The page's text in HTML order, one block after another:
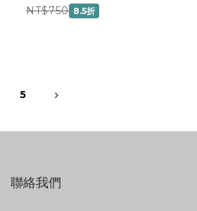
NT$750 8.5折
5
聯絡我們